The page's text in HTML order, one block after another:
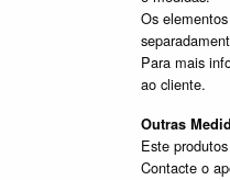
Os
Para mais
ao cliente.
Outras
Este
Contacte o